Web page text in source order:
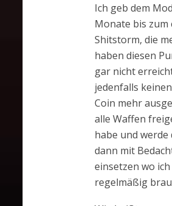
Ich geb dem
Monate bis zum
Shitstorm, die
haben diesen
gar nicht
jedenfalls
Coin mehr
alle Waffen
habe und werde
dann mit
einsetzen wo ich
regelmäßig